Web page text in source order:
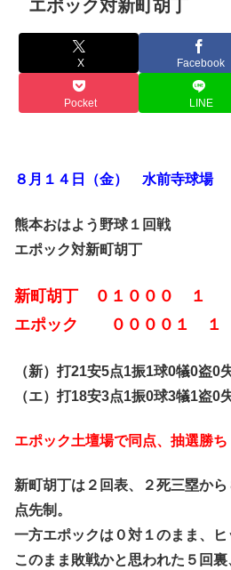
エポック対新町胡丁
X Facebook
Pocket LINE
８月１４日（金） 水前寺球場
熊本おはよう野球１回戦
エポック対新町胡丁
新町胡丁 ０１０００ １
エポック ００００１ １
（新）打21安5点1振1球0犠0盗0
（エ）打18安3点1振0球3犠1盗0
エポック土壇場で同点、抽選勝ち
新町胡丁は２回表、２死三塁か
点先制。
一方エポックは０対１のまま、ヒ
このまま敗戦かと思われた５回